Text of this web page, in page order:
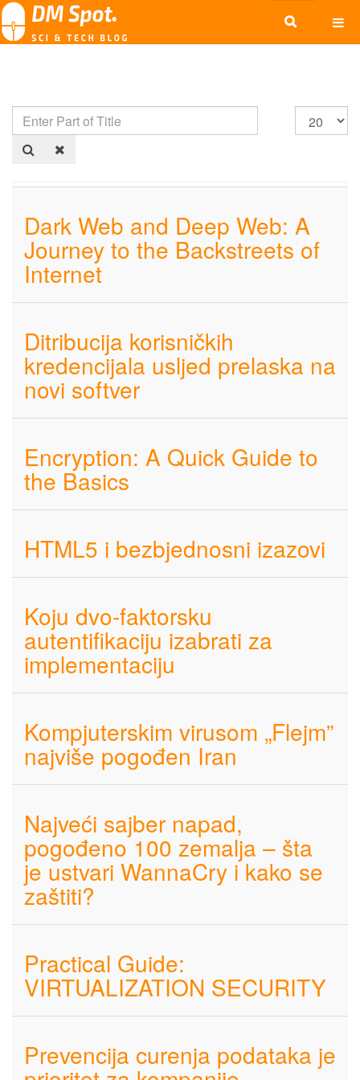
Dark Web and Deep Web: A
Journey to the Backstreets of
Internet
Ditribucija korisničkih
kredencijala usljed prelaska na
novi softver
Encryption: A Quick Guide to
the Basics
HTML5 i bezbjednosni izazovi
Koju dvo-faktorsku
autentifikaciju izabrati za
implementaciju
Kompjuterskim virusom „Flejm”
najviše pogođen Iran
Najveći sajber napad,
pogođeno 100 zemalja – šta
je ustvari WannaCry i kako se
zaštiti?
Practical Guide:
VIRTUALIZATION SECURITY
Prevencija curenja podataka je